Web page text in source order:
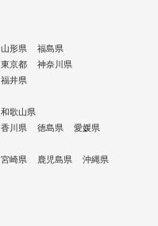
山形県
福島県
東京都
神奈川県
福井県
和歌山県
香川県 徳島県
愛媛県
宮崎県 鹿児島県 沖縄県